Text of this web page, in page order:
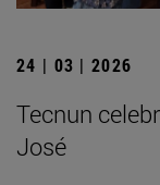
24 | 03 | 2026
Tecnun
José